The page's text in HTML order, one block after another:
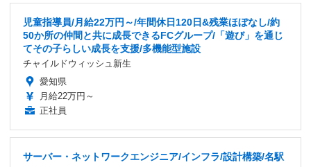
児童指導員/月給22万円～/年間休日120日&残業ほぼなし/約
50か所の仲間と共に成長できるFCグループ/「遊び」を通じ
てその子らしい成長を支援/多機能型施設
チャイルドウィッシュ新生
愛知県
月給22万円～
正社員
サーバー・ネットワークエンジニア/インフラ/設計構築/名駅